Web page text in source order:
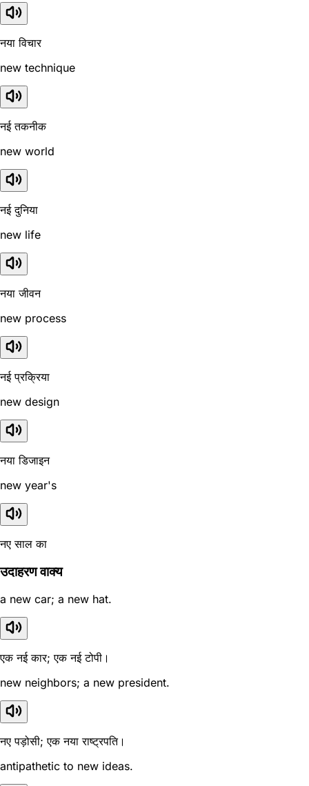
नया विचार
new technique
नई तकनीक
new world
नई दुनिया
new life
नया जीवन
new process
नई प्रक्रिया
new design
नया डिजाइन
new year's
नए साल का
उदाहरण वाक्य
a new car; a new hat.
एक नई कार; एक नई टोपी।
new neighbors; a new president.
नए पड़ोसी; एक नया राष्ट्रपति।
antipathetic to new ideas.